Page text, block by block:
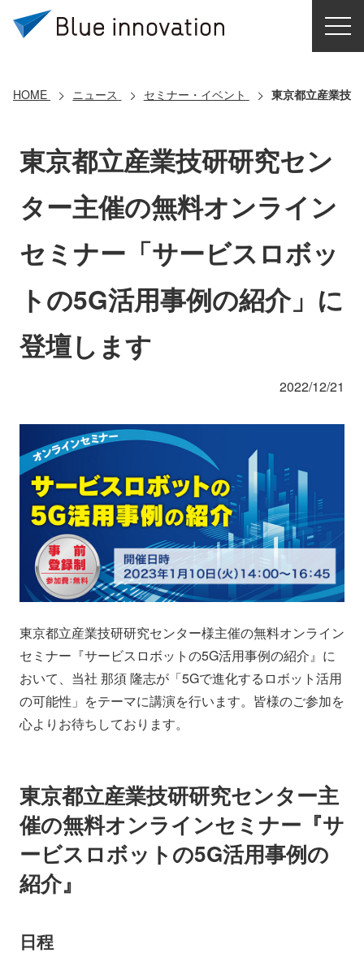
導入事例
コアテクノロジー
クラウドモビリティ研究所
ニュース
採用情報
IR情報 English
HOME ニュース セミナー・イベント 東京都立産業技
東京都立産業技研研究セン
ター主催の無料オンライン
セミナー「サービスロボッ
トの5G活用事例の紹介」に
登壇します
2022/12/21
東京都立産業技研研究センター様主催の無料オンライン
セミナー『サービスロボットの5G活用事例の紹介』に
おいて、当社 那須 隆志が「5Gで進化するロボット活用
の可能性」をテーマに講演を行います。皆様のご参加を
心よりお待ちしております。
東京都立産業技研研究センター主
催の無料オンラインセミナー『サ
ービスロボットの5G活用事例の
紹介』
日程